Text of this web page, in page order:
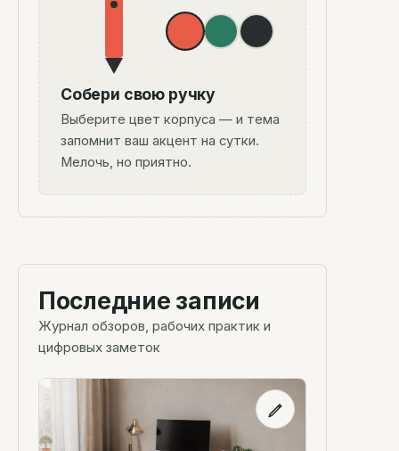
Собери свою ручку
Выберите цвет корпуса — и тема
запомнит ваш акцент на сутки.
Мелочь, но приятно.
Последние записи
Журнал обзоров, рабочих практик и
цифровых заметок